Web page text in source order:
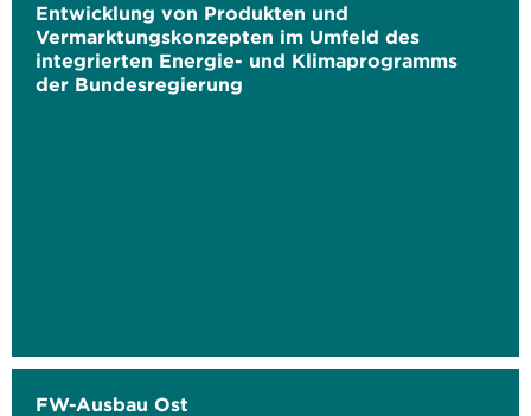
Entwicklung von Produkten und
Vermarktungskonzepten im Umfeld des
integrierten Energie- und Klimaprogramms
der Bundesregierung
FW-Ausbau Ost